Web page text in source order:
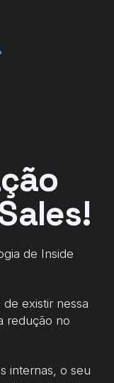
de Inside
existir nessa
redução no
internas, o seu